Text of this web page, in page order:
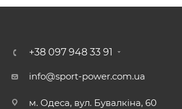
+38 097 948 33 91
info@sport-power.com.ua
м. Одеса, вул. Бувалкіна, 60